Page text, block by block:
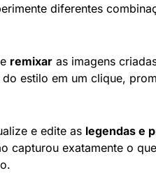
diferentes
remixar as imagens
estilo em um clique,
e edite as legendas e
capturou exatamente o